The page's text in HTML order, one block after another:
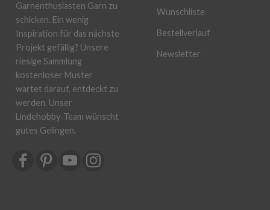
Garnenthusiasten Garn zu
schicken. Ein wenig
Inspiration für das nächste
Projekt gefällig? Unsere
riesige Sammlung
kostenloser Muster
wartet darauf, entdeckt zu
werden. Unser
Lindehobby-Team wünscht
gutes Gelingen.
Wunschliste
Bestellverlauf
Newsletter